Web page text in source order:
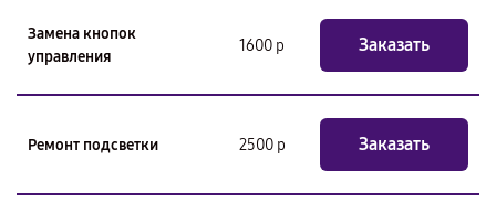
Замена кнопок
управления
1600 р Заказать
Ремонт подсветки 2500 р Заказать